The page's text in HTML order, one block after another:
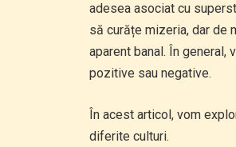
adesea asociat cu
să curățe mizeria, dar de
aparent banal. În
pozitive sau negative.
În acest articol, vom
diferite culturi.